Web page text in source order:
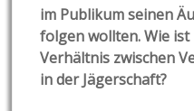
im Publikum seinen
folgen wollten. Wie
Verhältnis zwischen
in der Jägerschaft?